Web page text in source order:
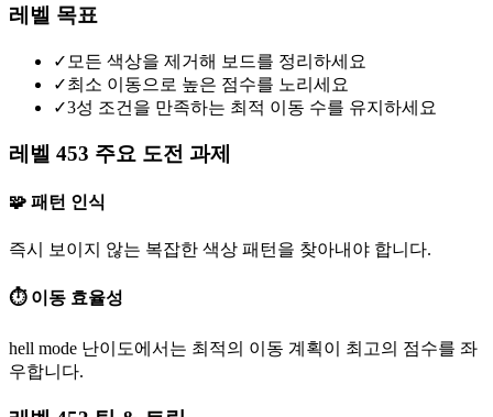
레벨 목표
✓ 모든 색상을 제거해 보드를 정리하세요
✓최소 이동으로 높은 점수를 노리세요
✓3성 조건을 만족하는 최적 이동 수를 유지하세요
레벨 453 주요 도전 과제
🧩 패턴 인식
즉시 보이지 않는 복잡한 색상 패턴을 찾아내야 합니다.
⏱️ 이동 효율성
hell mode 난이도에서는 최적의 이동 계획이 최고의 점수를 좌
우합니다.